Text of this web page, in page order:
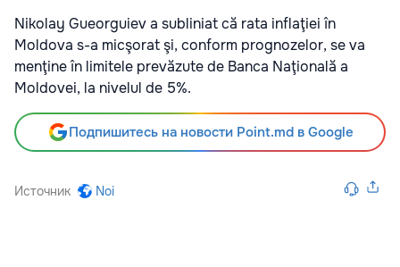
Nikolay Gueorguiev a subliniat că rata inflaţiei în
Moldova s-a micşorat şi, conform prognozelor, se va
menţine în limitele prevăzute de Banca Naţională a
Moldovei, la nivelul de 5%.
Подпишитесь на новости Point.md в Google
Источник Noi